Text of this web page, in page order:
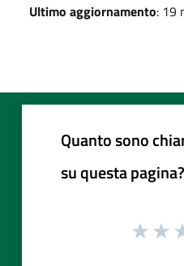
Ultimo aggiornamento: 19
Quanto sono
su questa pagina?